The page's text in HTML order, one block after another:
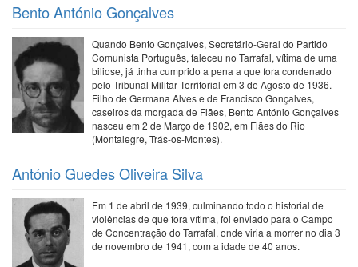
Bento António Gonçalves
Quando Bento Gonçalves, Secretário-Geral do Partido
Comunista Português, faleceu no Tarrafal, vítima de uma
biliose, já tinha cumprido a pena a que fora condenado
pelo Tribunal Militar Territorial em 3 de Agosto de 1936.
Filho de Germana Alves e de Francisco Gonçalves,
caseiros da morgada de Fiães, Bento António Gonçalves
nasceu em 2 de Março de 1902, em Fiães do Rio
(Montalegre, Trás-os-Montes).
António Guedes Oliveira Silva
Em 1 de abril de 1939, culminando todo o historial de
violências de que fora vítima, foi enviado para o Campo
de Concentração do Tarrafal, onde viria a morrer no dia 3
de novembro de 1941, com a idade de 40 anos.